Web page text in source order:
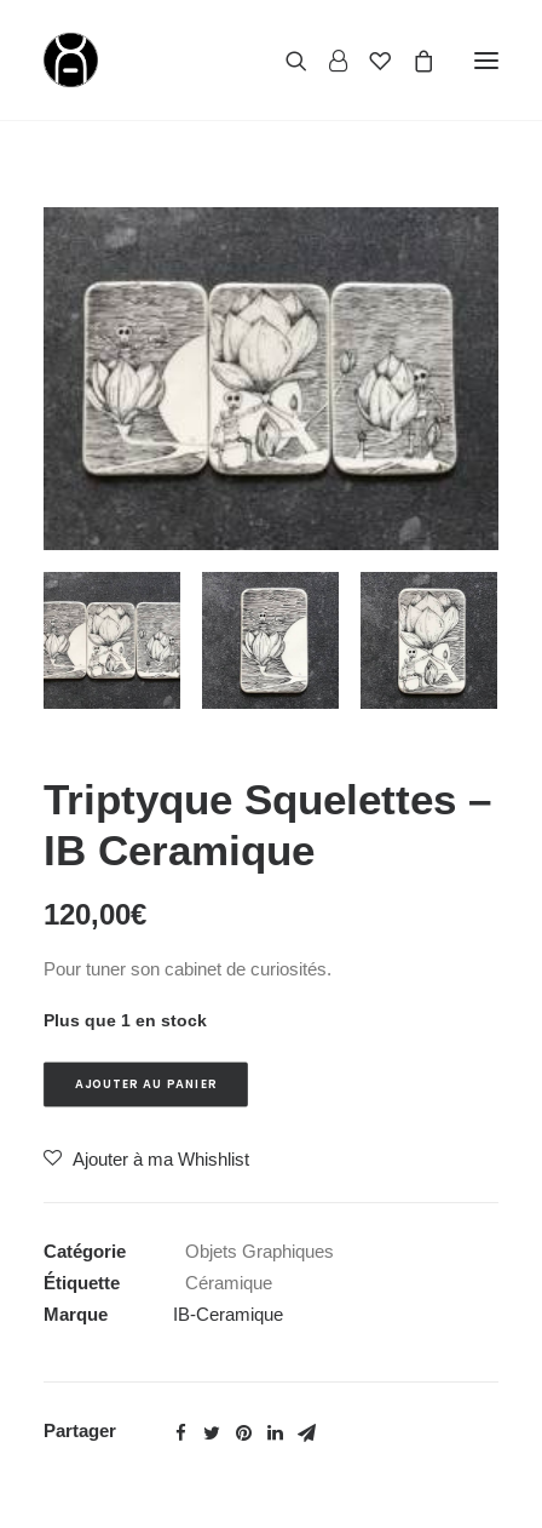
Triptyque Squelettes –
IB Ceramique
120,00€
Pour tuner son cabinet de curiosités.
Plus que 1 en stock
AJOUTER AU PANIER
Ajouter à ma Whishlist
Catégorie
Objets Graphiques
Étiquette
Céramique
Marque
IB-Ceramique
Partager